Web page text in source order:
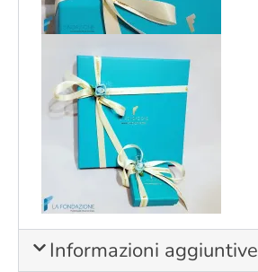
Informazioni aggiuntive